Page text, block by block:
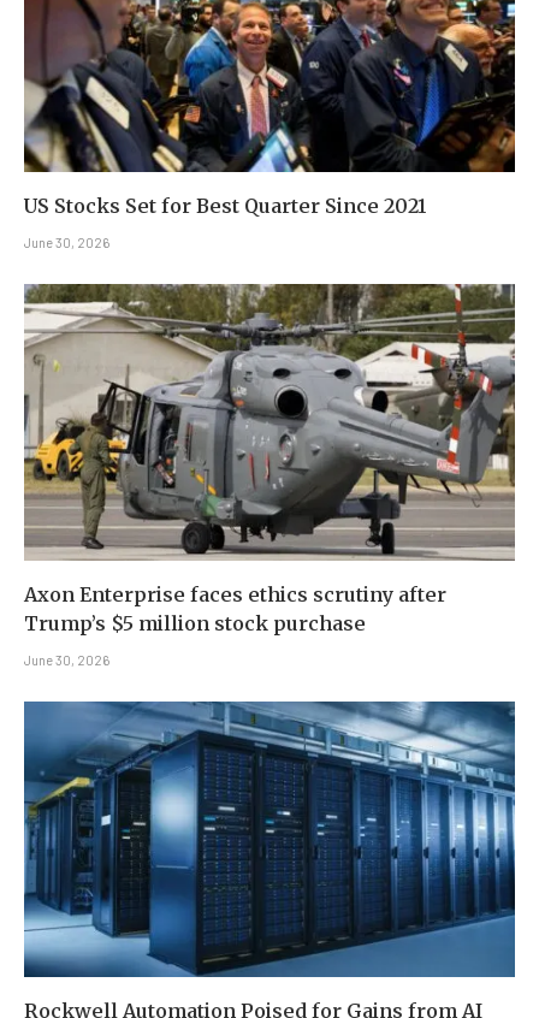
US Stocks Set for Best Quarter Since 2021
June 30, 2026
Axon Enterprise faces ethics scrutiny after
Trump’s $5 million stock purchase
June 30, 2026
Rockwell Automation Poised for Gains from AI